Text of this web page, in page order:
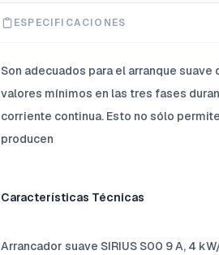
ESPECIFICACIONES
Son adecuados para el arranque
valores mínimos en las tres fases
corriente continua. Esto no sólo
producen
Características Técnicas
Arrancador suave SIRIUS S00 9 A, 4